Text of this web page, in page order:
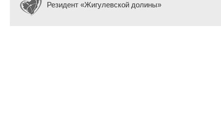
Резидент «Жигулевской долины»